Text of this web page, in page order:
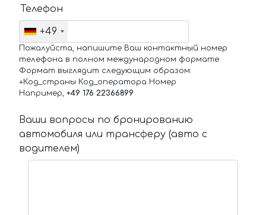
Телефон
+49
Пожалуйста, напишите Ваш контактный номер
телефона в полном международном формате.
Формат выглядит следующим образом:
+Код_страны Код_оператора Номер
Например, +49 176 22366899
Ваши вопросы по бронированию
автомобиля или трансферу (авто с
водителем)